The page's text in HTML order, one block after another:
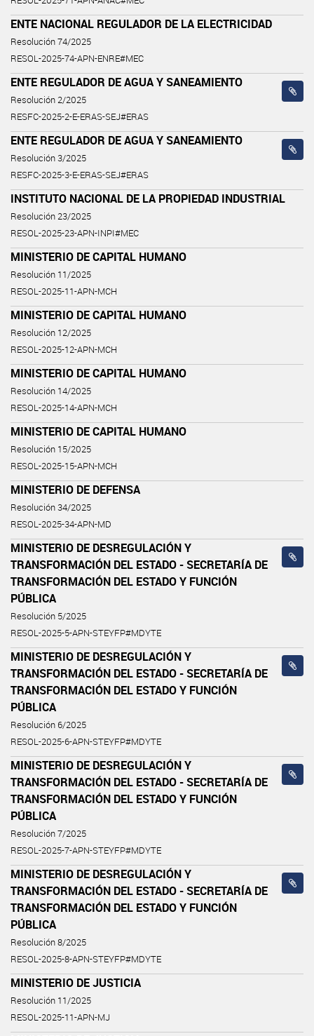
ENTE NACIONAL REGULADOR DE LA ELECTRICIDAD
Resolución 74/2025
RESOL-2025-74-APN-ENRE#MEC
ENTE REGULADOR DE AGUA Y SANEAMIENTO
Resolución 2/2025
RESFC-2025-2-E-ERAS-SEJ#ERAS
ENTE REGULADOR DE AGUA Y SANEAMIENTO
Resolución 3/2025
RESFC-2025-3-E-ERAS-SEJ#ERAS
INSTITUTO NACIONAL DE LA PROPIEDAD INDUSTRIAL
Resolución 23/2025
RESOL-2025-23-APN-INPI#MEC
MINISTERIO DE CAPITAL HUMANO
Resolución 11/2025
RESOL-2025-11-APN-MCH
MINISTERIO DE CAPITAL HUMANO
Resolución 12/2025
RESOL-2025-12-APN-MCH
MINISTERIO DE CAPITAL HUMANO
Resolución 14/2025
RESOL-2025-14-APN-MCH
MINISTERIO DE CAPITAL HUMANO
Resolución 15/2025
RESOL-2025-15-APN-MCH
MINISTERIO DE DEFENSA
Resolución 34/2025
RESOL-2025-34-APN-MD
MINISTERIO DE DESREGULACIÓN Y
TRANSFORMACIÓN DEL ESTADO - SECRETARÍA DE
TRANSFORMACIÓN DEL ESTADO Y FUNCIÓN
PÚBLICA
Resolución 5/2025
RESOL-2025-5-APN-STEYFP#MDYTE
MINISTERIO DE DESREGULACIÓN Y
TRANSFORMACIÓN DEL ESTADO - SECRETARÍA DE
TRANSFORMACIÓN DEL ESTADO Y FUNCIÓN
PÚBLICA
Resolución 6/2025
RESOL-2025-6-APN-STEYFP#MDYTE
MINISTERIO DE DESREGULACIÓN Y
TRANSFORMACIÓN DEL ESTADO - SECRETARÍA DE
TRANSFORMACIÓN DEL ESTADO Y FUNCIÓN
PÚBLICA
Resolución 7/2025
RESOL-2025-7-APN-STEYFP#MDYTE
MINISTERIO DE DESREGULACIÓN Y
TRANSFORMACIÓN DEL ESTADO - SECRETARÍA DE
TRANSFORMACIÓN DEL ESTADO Y FUNCIÓN
PÚBLICA
Resolución 8/2025
RESOL-2025-8-APN-STEYFP#MDYTE
MINISTERIO DE JUSTICIA
Resolución 11/2025
RESOL-2025-11-APN-MJ